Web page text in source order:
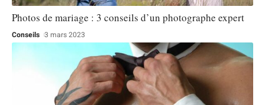
Photos de mariage : 3 conseils d’un photographe expert
Conseils 3 mars 2023